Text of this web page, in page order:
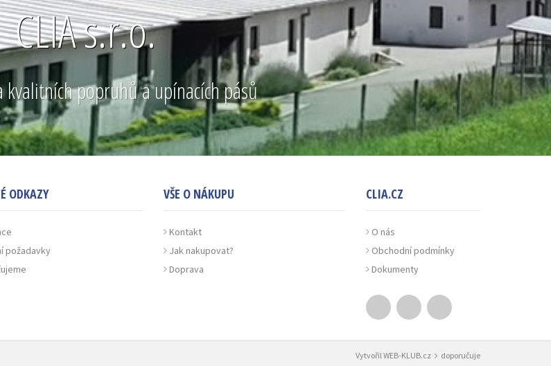
CLIA s.r.o.
kvalitních popruhů a upínacích pásů
ODKAZY
požadavky
VŠE O NÁKUPU
Kontakt
Jak nakupovat?
Doprava
CLIA.CZ
O nás
Obchodní podmínky
Dokumenty
VytvořilWEB-KLUB.cz doporučuje